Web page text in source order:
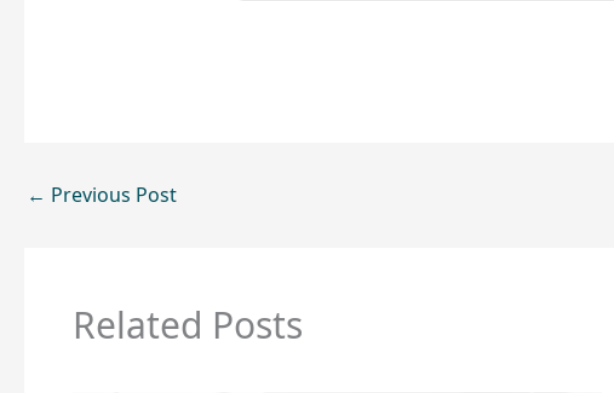
← Previous Post
Related Posts